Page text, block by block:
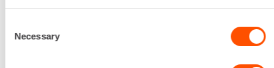
Selection
Necessary
erilaisia asianmukaisia huoltopalveluja.